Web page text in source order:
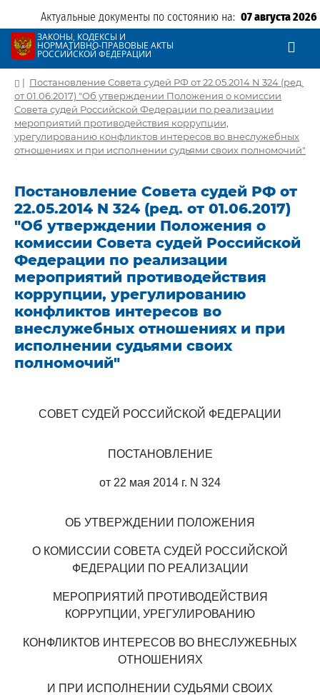
Актуальные документы по состоянию на: 07 августа 2026
ЗАКОНЫ, КОДЕКСЫ И
НОРМАТИВНО-ПРАВОВЫЕ АКТЫ
РОССИЙСКОЙ ФЕДЕРАЦИИ
| Постановление Совета судей РФ от 22.05.2014 N 324 (ред.
от 01.06.2017) "Об утверждении Положения о комиссии
Совета судей Российской Федерации по реализации
мероприятий противодействия коррупции,
урегулированию конфликтов интересов во внеслужебных
отношениях и при исполнении судьями своих полномочий"
Постановление Совета судей РФ от
22.05.2014 N 324 (ред. от 01.06.2017)
"Об утверждении Положения о
комиссии Совета судей Российской
Федерации по реализации
мероприятий противодействия
коррупции, урегулированию
конфликтов интересов во
внеслужебных отношениях и при
исполнении судьями своих
полномочий"
СОВЕТ СУДЕЙ РОССИЙСКОЙ ФЕДЕРАЦИИ
ПОСТАНОВЛЕНИЕ
от 22 мая 2014 г. N 324
ОБ УТВЕРЖДЕНИИ ПОЛОЖЕНИЯ
О КОМИССИИ СОВЕТА СУДЕЙ РОССИЙСКОЙ
ФЕДЕРАЦИИ ПО РЕАЛИЗАЦИИ
МЕРОПРИЯТИЙ ПРОТИВОДЕЙСТВИЯ
КОРРУПЦИИ, УРЕГУЛИРОВАНИЮ
КОНФЛИКТОВ ИНТЕРЕСОВ ВО ВНЕСЛУЖЕБНЫХ
ОТНОШЕНИЯХ
И ПРИ ИСПОЛНЕНИИ СУДЬЯМИ СВОИХ